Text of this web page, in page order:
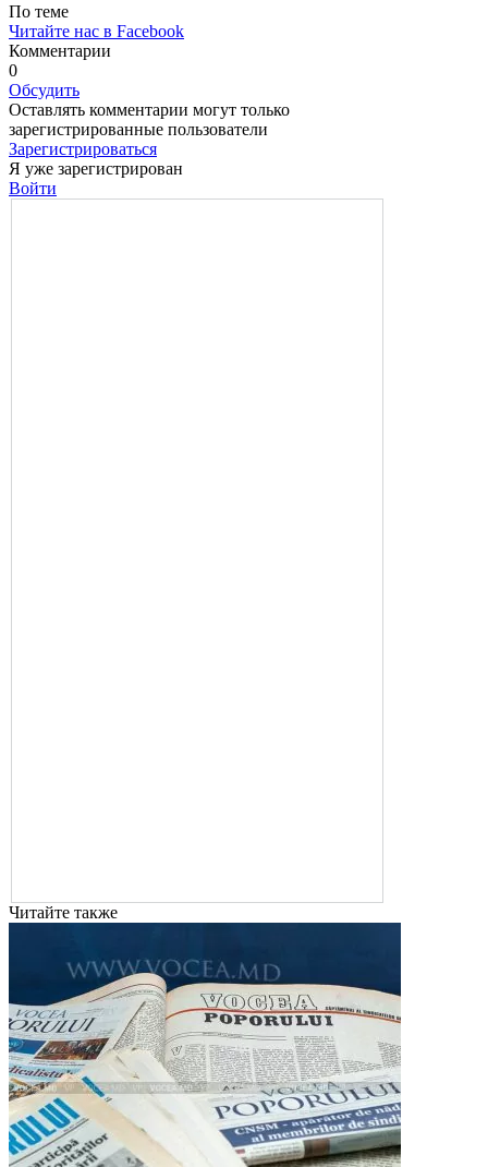
По теме
Читайте нас в Facebook
Комментарии
0
Обсудить
Оставлять комментарии могут только
зарегистрированные пользователи
Зарегистрироваться
Я уже зарегистрирован
Войти
Читайте также